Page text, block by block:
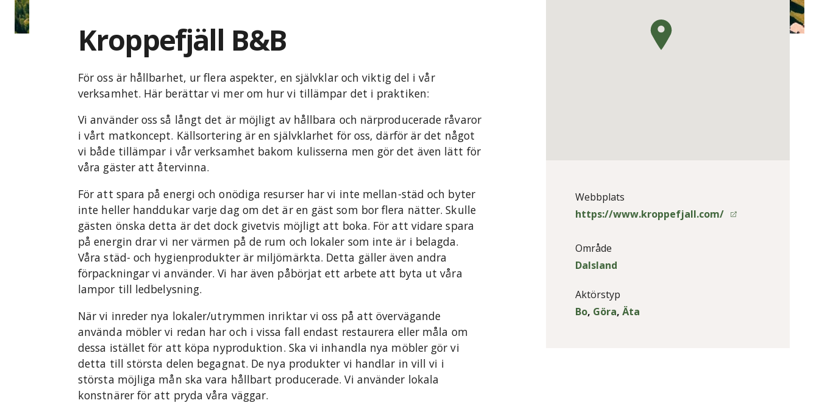
Kroppefjäll B&B
För oss är hållbarhet, ur flera aspekter, en självklar och viktig del i vår
verksamhet. Här berättar vi mer om hur vi tillämpar det i praktiken:
Vi använder oss så långt det är möjligt av hållbara och närproducerade råvaror
i vårt matkoncept. Källsortering är en självklarhet för oss, därför är det något
vi både tillämpar i vår verksamhet bakom kulisserna men gör det även lätt för
våra gäster att återvinna.
För att spara på energi och onödiga resurser har vi inte mellan-städ och byter
inte heller handdukar varje dag om det är en gäst som bor flera nätter. Skulle
gästen önska detta är det dock givetvis möjligt att boka. För att vidare spara
på energin drar vi ner värmen på de rum och lokaler som inte är i belagda.
Våra städ- och hygienprodukter är miljömärkta. Detta gäller även andra
förpackningar vi använder. Vi har även påbörjat ett arbete att byta ut våra
lampor till ledbelysning.
När vi inreder nya lokaler/utrymmen inriktar vi oss på att övervägande
använda möbler vi redan har och i vissa fall endast restaurera eller måla om
dessa istället för att köpa nyproduktion. Ska vi inhandla nya möbler gör vi
detta till största delen begagnat. De nya produkter vi handlar in vill vi i
största möjliga mån ska vara hållbart producerade. Vi använder lokala
konstnärer för att pryda våra väggar.
Webbplats
https://www.kroppefjall.com/
Område
Dalsland
Aktörstyp
Bo, Göra, Äta